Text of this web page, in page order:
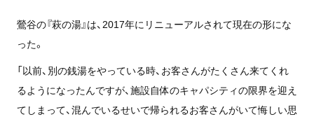
鶯谷の『萩の湯』は、2017年にリニューアルされて現在の形にな
った。
「以前、別の銭湯をやっている時、お客さんがたくさん来てくれ
るようになったんですが、施設自体のキャパシティの限界を迎え
てしまって、混んでいるせいで帰られるお客さんがいて悔しい思